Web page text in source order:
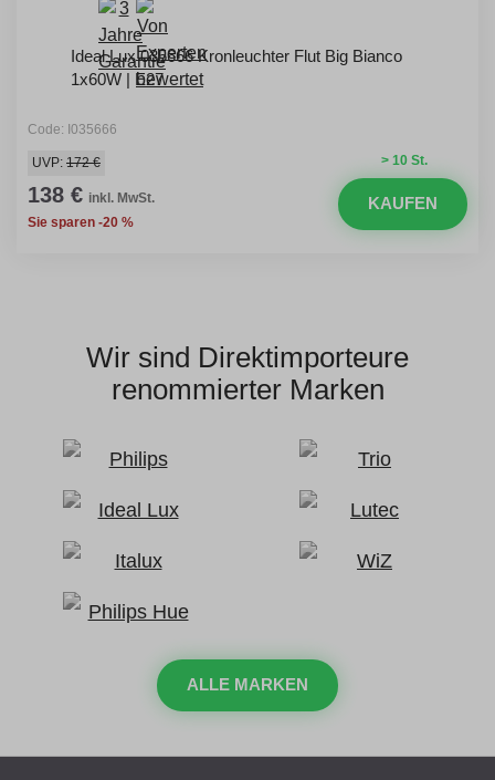
Ideal Lux 035666 Kronleuchter Flut Big Bianco
1x60W | E27
Code: I035666
> 10 St.
UVP: 172 €
138 € inkl. MwSt.
Sie sparen -20 %
KAUFEN
Wir sind Direktimporteure
renommierter Marken
ALLE MARKEN